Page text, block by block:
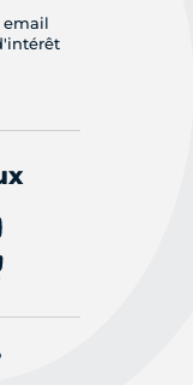
email